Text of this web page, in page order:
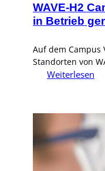
WAVE-H2
in Betrieb
Auf dem Campus
Standorten von
Weiterlesen